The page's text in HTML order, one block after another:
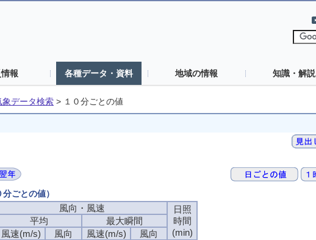
報 各種データ・資料 地域の情報 知識・解説
象データ検索 > １０分ごとの値
ごとの値）
風向・風速
日照
時間
(min)
平均
最大瞬間
風速(m/s)
風向 風速(m/s)
風向
風向・風速
日照
時間
(min)
平均
最大瞬間
風速(m/s)
風向 風速(m/s)
風向
風向・風速
日照
時間
(min)
平均
最大瞬間
風速(m/s)
風向 風速(m/s)
風向
風向・風速
日照
時間
(min)
平均
最大瞬間
風速(m/s)
風向 風速(m/s)
風向